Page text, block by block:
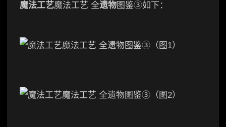
魔法工艺魔法工艺 全遗物图鉴③如下：